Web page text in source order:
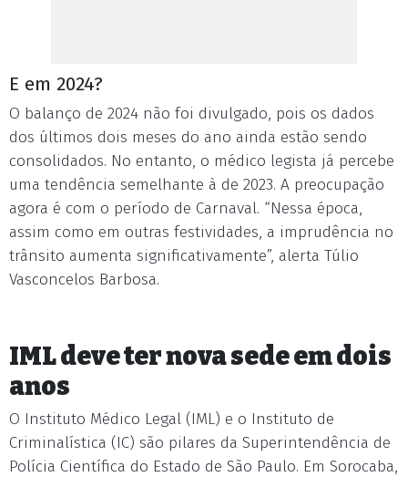
E em 2024?
O balanço de 2024 não foi divulgado, pois os dados
dos últimos dois meses do ano ainda estão sendo
consolidados. No entanto, o médico legista já percebe
uma tendência semelhante à de 2023. A preocupação
agora é com o período de Carnaval. “Nessa época,
assim como em outras festividades, a imprudência no
trânsito aumenta significativamente”, alerta Túlio
Vasconcelos Barbosa.
IML deve ter nova sede em dois
anos
O Instituto Médico Legal (IML) e o Instituto de
Criminalística (IC) são pilares da Superintendência de
Polícia Científica do Estado de São Paulo. Em Sorocaba,